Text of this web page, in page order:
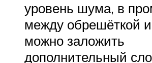
уровень шума, в
между обрешёткой
можно заложить
дополнительный